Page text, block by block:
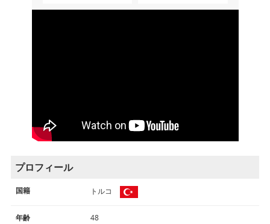
プロフィール
国籍 トルコ
年齢 48